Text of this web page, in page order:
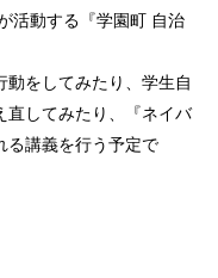
活動する『学園町 自治
をしてみたり、学生自
直してみたり、『ネイバ
る講義を行う予定で